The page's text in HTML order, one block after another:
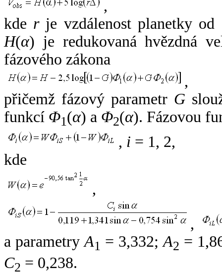
,
kde rje vzdálenost planetky od
H(α) je redukovaná hvězdná
fázového zákona
,
přičemž fázový parametr G
funkcí Φ1(α) a Φ2(α). Fázovou
, i = 1, 2,
kde
,
,
a parametryA1 = 3,332;A2 =
C2 = 0,238.